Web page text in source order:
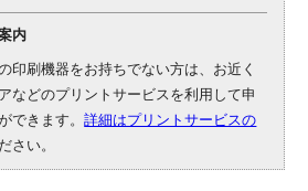
内
印刷機器をお持ちでない方は、お近く
などのプリントサービスを利用して申
できます。詳細はプリントサービスの
さい。